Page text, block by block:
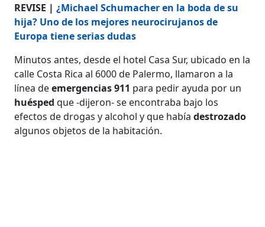
REVISE |¿Michael Schumacher en la boda de su
hija? Uno de los mejores neurocirujanos de
Europa tiene serias dudas
Minutos antes, desde el hotel Casa Sur, ubicado en la
calle Costa Rica al 6000 de Palermo, llamaron a la
línea deemergencias 911 para pedir ayuda por un
huéspedque -dijeron- se encontraba bajo los
efectos de drogas y alcohol y que habíadestrozado
algunos objetos de la habitación.